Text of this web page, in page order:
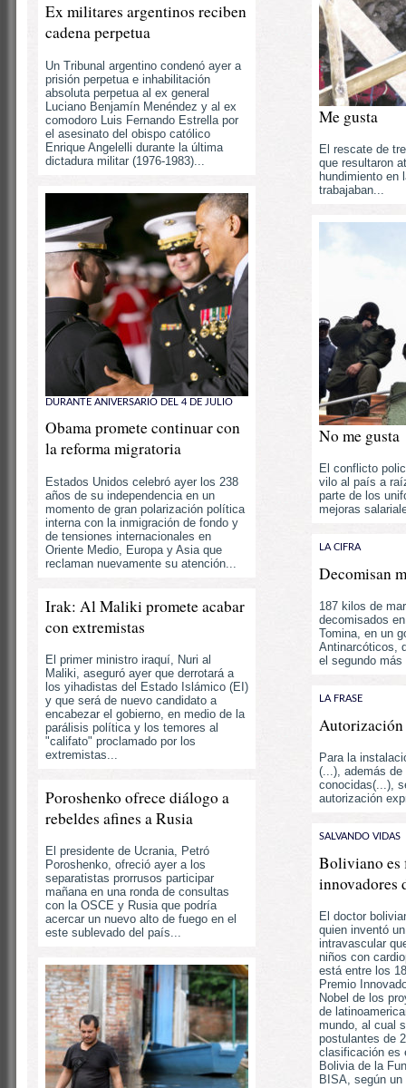
Ex militares argentinos reciben
cadena perpetua
Un Tribunal argentino condenó ayer a
prisión perpetua e inhabilitación
absoluta perpetua al ex general
Luciano Benjamín Menéndez y al ex
comodoro Luis Fernando Estrella por
el asesinato del obispo católico
Enrique Angelelli durante la última
dictadura militar (1976-1983)...
DURANTE ANIVERSARIO DEL 4 DE JULIO
Obama promete continuar con
la reforma migratoria
Estados Unidos celebró ayer los 238
años de su independencia en un
momento de gran polarización política
interna con la inmigración de fondo y
de tensiones internacionales en
Oriente Medio, Europa y Asia que
reclaman nuevamente su atención...
Irak: Al Maliki promete acabar
con extremistas
El primer ministro iraquí, Nuri al
Maliki, aseguró ayer que derrotará a
los yihadistas del Estado Islámico (EI)
y que será de nuevo candidato a
encabezar el gobierno, en medio de la
parálisis política y los temores al
"califato" proclamado por los
extremistas...
Poroshenko ofrece diálogo a
rebeldes afines a Rusia
El presidente de Ucrania, Petró
Poroshenko, ofreció ayer a los
separatistas prorrusos participar
mañana en una ronda de consultas
con la OSCE y Rusia que podría
acercar un nuevo alto de fuego en el
este sublevado del país...
Me gusta
El rescate de
que resultaron
hundimiento en
trabajaban...
No me gusta
El conflicto
vilo al país a
parte de los
mejoras
LA CIFRA
Decomisan
187 kilos de
decomisados
Tomina, en un
Antinarcóticos,
el segundo
LA FRASE
Para la
(...), además
conocidas(...),
autorización
SALVANDO VIDAS
Boliviano es
innovadores
El doctor
quien inventó
intravascular
niños con
está entre los
Premio
Nobel de los
de
mundo, al cual
postulantes de
clasificación es
Bolivia de la
BISA, según